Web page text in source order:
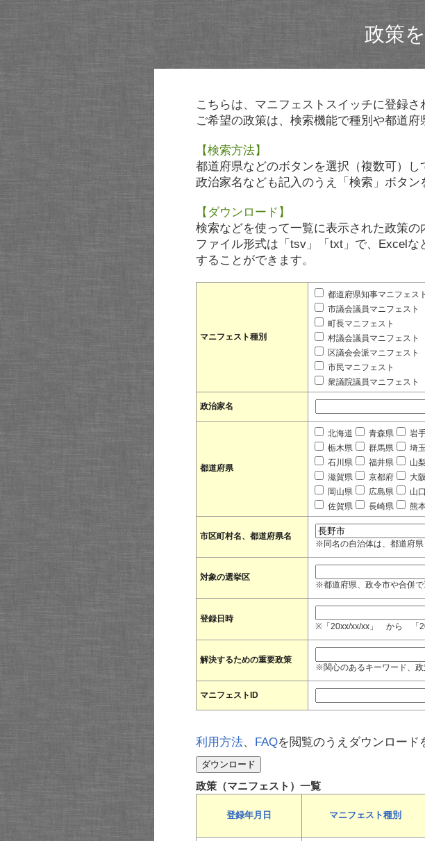
政策
こちらは、マニフェストスイッチに登録さ
ご希望の政策は、検索機能で種別や都道府
【検索方法】
都道府県などのボタンを選択（複数可）し
政治家名なども記入のうえ「検索」ボタン
【ダウンロード】
検索などを使って一覧に表示された政策の
ファイル形式は「tsv」「txt」で、Excel
することができます。
マニフェスト種別
都道府県知事マニフェスト
市議会議員マニフェスト
町長マニフェスト
村議会議員マニフェスト
区議会会派マニフェスト
市民マニフェスト
衆議院議員マニフェスト
政治家名
都道府県
北海道 青森県 岩
栃木県
群馬県 埼
石川県
福井県 山
滋賀県
京都府 大
岡山県
広島県 山
佐賀県
長崎県 熊
市区町村名、都道府県名
※同名の自治体は、都道府県
対象の選挙区
※都道府県、政令市や合併
登録日時
※「20xx/xx/xx」 から 「
解決するための重要政策
※関心のあるキーワード、政
マニフェストID
利用方法、 FAQを閲覧のうえダウンロード
政策（マニフェスト）一覧
登録年月日 マニフェスト種別